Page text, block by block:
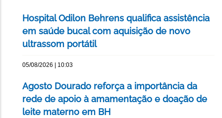
Hospital Odilon Behrens qualifica assistência
em saúde bucal com aquisição de novo
ultrassom portátil
05/08/2026 | 10:03
Agosto Dourado reforça a importância da
rede de apoio à amamentação e doação de
leite materno em BH